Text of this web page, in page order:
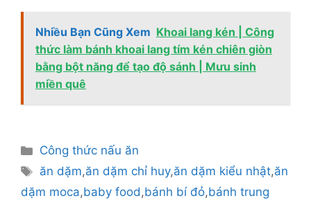
Nhiều Bạn Cũng Xem Khoai lang kén | Công
thức làm bánh khoai lang tím kén chiên giòn
bằng bột năng để tạo độ sánh | Mưu sinh
miền quê
Danh
mục
Công thức nấu ăn
Thẻ
ăn dặm,ăn dặm chỉ huy,ăn dặm kiểu nhật,ăn
dặm moca,baby food,bánh bí đỏ,bánh trung